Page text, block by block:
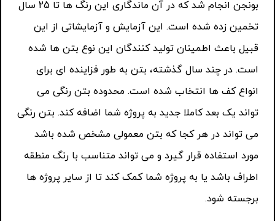
بونجن انجام شد که در آن ماندگاری این رنگ ها تا 25 سال
تخمین زده شده است. این آزمایش و آزمایشاتی از این
قبیل باعث اطمینان تولید کنندگان این نوع بتن ها شده
است. در چند سال گذشته، بتن به طور فزاینده ای برای
انواع کف ها انتخاب شده است. محدوده بتن رنگی می
تواند یک بعد کاملا جدید به پروژه شما اضافه کند. بتن رنگی
می تواند در هر کجا که بتن معمولی مشخص شده باشد
مورد استفاده قرار گیرد و می تواند متناسب با رنگ منطقه
اطراف باشد یا به پروژه شما کمک کند تا از سایر پروژه ها
برجسته شود.